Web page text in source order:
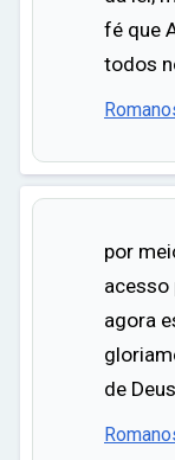
fé que
todos
por
acesso
agora
de